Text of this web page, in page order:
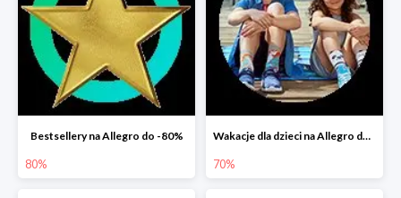
Bestsellery na Allegro do -80%
80%
Wakacje dla dzieci na Allegro do -70%
70%